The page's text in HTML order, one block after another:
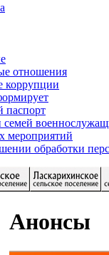
отношения
коррупции
паспорт
мероприятий
обработки
Анонсы